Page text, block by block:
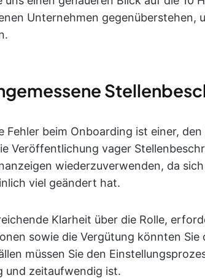
Unternehmen gegenüberstehen,
Fehler beim Onboarding ist einer,
Veröffentlichung vager
wiederzuverwenden, da
viel geändert hat.
Klarheit über die Rolle,
sowie die Vergütung könnten Sie
müssen Sie den
und zeitaufwendig ist.